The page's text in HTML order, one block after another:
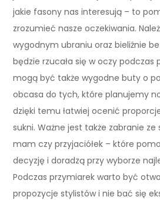
jakie fasony nas interesują – to
zrozumieć nasze oczekiwania.
wygodnym ubraniu oraz bieliźnie
będzie rzucała się w oczy podczas
mogą być także wygodne buty o
obcasa do tych, które planujemy
dzięki temu łatwiej ocenić
sukni. Ważne jest także zabranie
mam czy przyjaciółek – które
decyzję i doradzą przy wyborze
Podczas przymiarek warto być
propozycje stylistów i nie bać się